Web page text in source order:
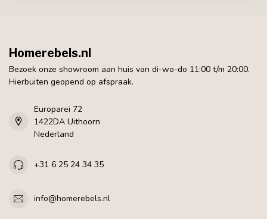
Homerebels.nl
Bezoek onze showroom aan huis van di-wo-do 11:00 t/m 20:00.
Hierbuiten geopend op afspraak.
Europarei 72
1422DA Uithoorn
Nederland
+31 6 25 24 34 35
info@homerebels.nl